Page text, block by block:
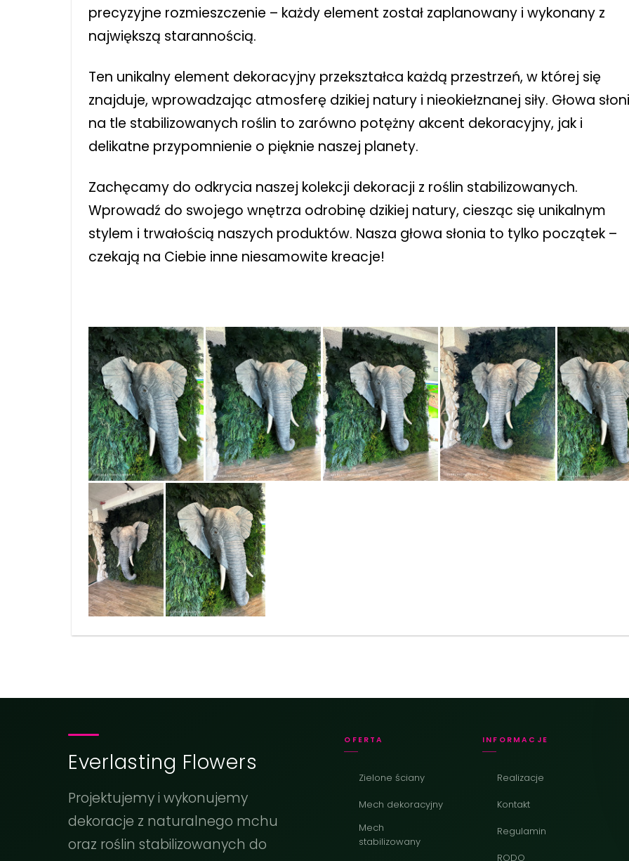
precyzyjne rozmieszczenie – każdy element został zaplanowany i wykonany z
największą starannością.
Ten unikalny element dekoracyjny przekształca każdą przestrzeń, w której się
znajduje, wprowadzając atmosferę dzikiej natury i nieokiełznanej siły. Głowa
na tle stabilizowanych roślin to zarówno potężny akcent dekoracyjny, jak i
delikatne przypomnienie o pięknie naszej planety.
Zachęcamy do odkrycia naszej kolekcji dekoracji z roślin stabilizowanych.
Wprowadź do swojego wnętrza odrobinę dzikiej natury, ciesząc się unikalnym
stylem i trwałością naszych produktów. Nasza głowa słonia to tylko początek –
czekają na Ciebie inne niesamowite kreacje!
Everlasting Flowers
Projektujemy i wykonujemy
dekoracje z naturalnego mchu
oraz roślin stabilizowanych do
OFERTA
Zielone ściany
Mech dekoracyjny
Mech
stabilizowany
INFORMACJE
Realizacje
Kontakt
Regulamin
RODO